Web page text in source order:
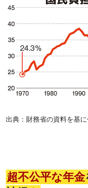
出典：財務省の資料を基
超不公平な年金